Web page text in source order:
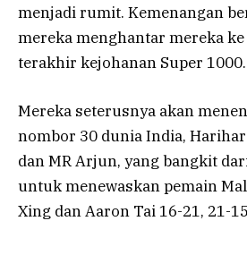
menjadi rumit. Kemenangan
mereka menghantar mereka
terakhir kejohanan Super 1000.
Mereka seterusnya akan
nombor 30 dunia India,
dan MR Arjun, yang bangkit
untuk menewaskan pemain
Xing dan Aaron Tai 16-21, 21-